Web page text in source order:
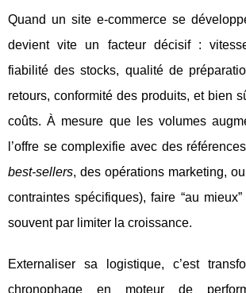
Quand un site e-commerce se
devient vite un facteur décisif :
fiabilité des stocks, qualité de
retours, conformité des produits, et bien
coûts. À mesure que les volumes
l’offre se complexifie avec des
best-sellers, des opérations marketing,
contraintes spécifiques), faire “au
souvent par limiter la croissance.
Externaliser sa logistique, c’est
chronophage en moteur de